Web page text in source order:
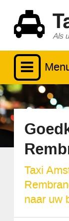
Als
Taxi
naar uw